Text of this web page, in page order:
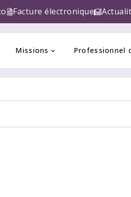
la réforme de la FACTURE
Facture électronique
Missions Professionnel